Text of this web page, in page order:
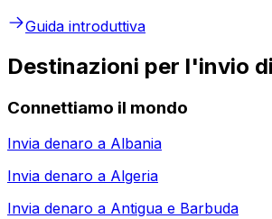
Guida introduttiva
Destinazioni per l'invio
Connettiamo il mondo
Invia denaro a Albania
Invia denaro a Algeria
Invia denaro a Antigua e Barbuda